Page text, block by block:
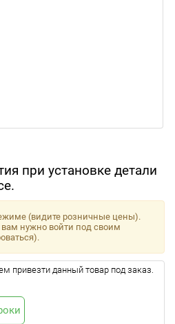
при установке детали
(видите розничные цены).
нужно войти под своим
привезти данный товар под заказ.